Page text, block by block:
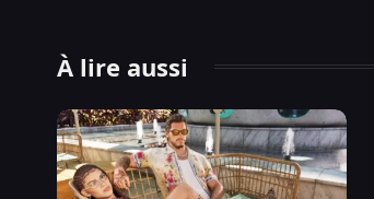
À lire aussi